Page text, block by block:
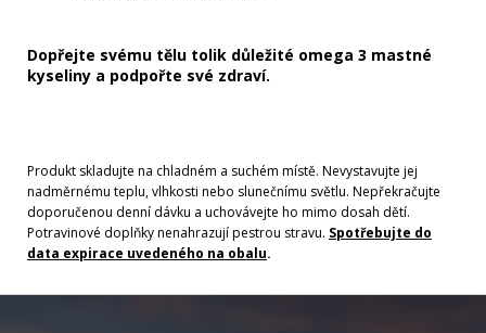
Dopřejte svému tělu tolik důležité omega 3 mastné
kyseliny a podpořte své zdraví.
Produkt skladujte na chladném a suchém místě. Nevystavujte jej
nadměrnému teplu, vlhkosti nebo slunečnímu světlu. Nepřekračujte
doporučenou denní dávku a uchovávejte ho mimo dosah dětí.
Potravinové doplňky nenahrazují pestrou stravu. Spotřebujte do
data expirace uvedeného na obalu.